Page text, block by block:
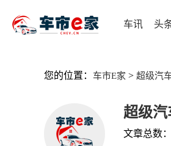
车讯 头
您的位置： 车市E家 > 超级汽
超级
文章总数